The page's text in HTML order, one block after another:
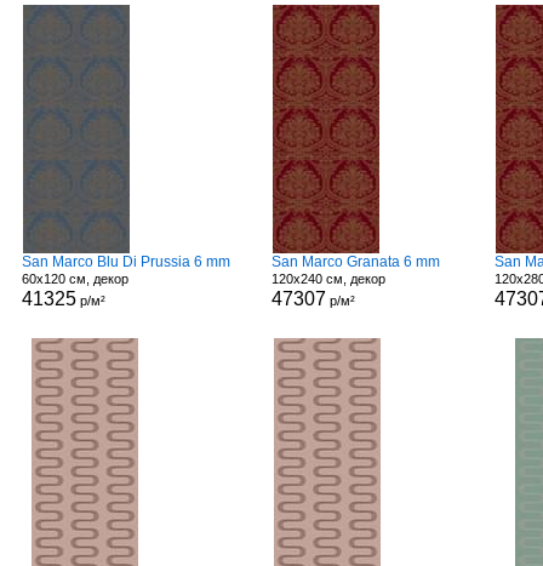
San Marco Blu Di Prussia 6 mm
60x120 см, декор
41325 р/м²
San Marco Granata 6 mm
120x240 см, декор
47307 р/м²
San